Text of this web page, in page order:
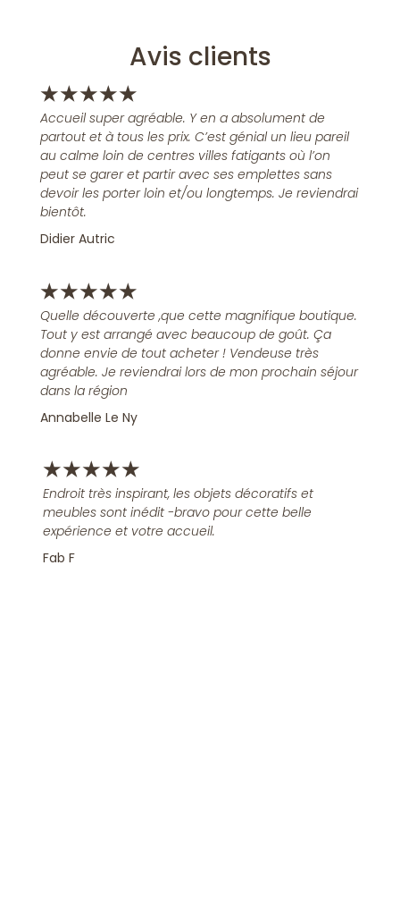
Avis clients
★★★★★
Accueil super agréable. Y en a absolument de
partout et à tous les prix. C’est génial un lieu pareil
au calme loin de centres villes fatigants où l’on
peut se garer et partir avec ses emplettes sans
devoir les porter loin et/ou longtemps. Je reviendrai
bientôt.
Didier Autric
★★★★★
Quelle découverte ,que cette magnifique boutique.
Tout y est arrangé avec beaucoup de goût. Ça
donne envie de tout acheter ! Vendeuse très
agréable. Je reviendrai lors de mon prochain séjour
dans la région
Annabelle Le Ny
★★★★★
Endroit très inspirant, les objets décoratifs et
meubles sont inédit -bravo pour cette belle
expérience et votre accueil.
Fab F